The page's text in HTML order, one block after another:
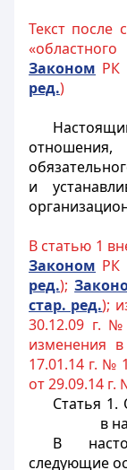
Текст после
Законом РК
ред.)
и
В статью 1
Законом РК
ред.);
стар. ред.);
30.12.09 г.
изменения в
17.01.14 г. №
от 29.09.14 г.
Статья
в
В
следующие